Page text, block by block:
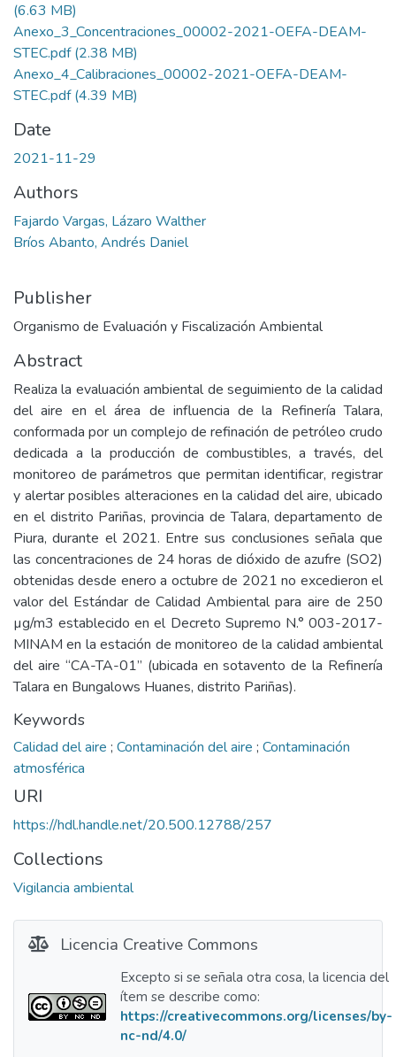
(6.63 MB)
Anexo_3_Concentraciones_00002-2021-OEFA-DEAM-
STEC.pdf(2.38 MB)
Anexo_4_Calibraciones_00002-2021-OEFA-DEAM-
STEC.pdf(4.39 MB)
Date
2021-11-29
Authors
Fajardo Vargas, Lázaro Walther
Bríos Abanto, Andrés Daniel
Publisher
Organismo de Evaluación y Fiscalización Ambiental
Abstract
Realiza la evaluación ambiental de seguimiento de la calidad
del aire en el área de influencia de la Refinería Talara,
conformada por un complejo de refinación de petróleo crudo
dedicada a la producción de combustibles, a través, del
monitoreo de parámetros que permitan identificar, registrar
y alertar posibles alteraciones en la calidad del aire, ubicado
en el distrito Pariñas, provincia de Talara, departamento de
Piura, durante el 2021. Entre sus conclusiones señala que
las concentraciones de 24 horas de dióxido de azufre (SO2)
obtenidas desde enero a octubre de 2021 no excedieron el
valor del Estándar de Calidad Ambiental para aire de 250
µg/m3 establecido en el Decreto Supremo N.° 003-2017-
MINAM en la estación de monitoreo de la calidad ambiental
del aire “CA-TA-01” (ubicada en sotavento de la Refinería
Talara en Bungalows Huanes, distrito Pariñas).
Keywords
Calidad del aire ; Contaminación del aire ; Contaminación
atmosférica
URI
https://hdl.handle.net/20.500.12788/257
Collections
Vigilancia ambiental
Licencia Creative Commons
Excepto si se señala otra cosa, la licencia del
ítem se describe como:
https://creativecommons.org/licenses/by-
nc-nd/4.0/